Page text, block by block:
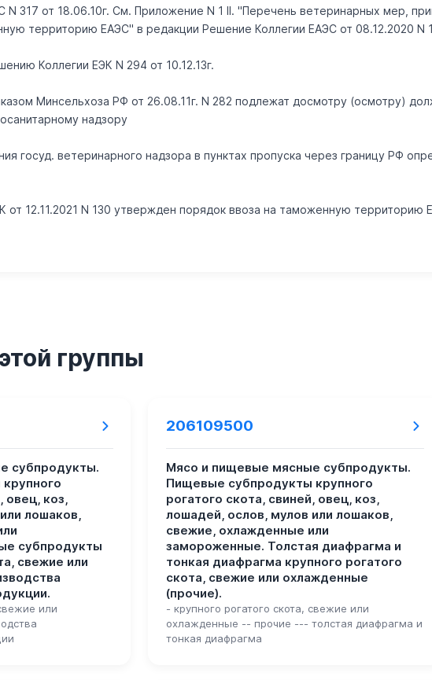
317 от 18.06.10г. См. Приложение N 1 II. "Перечень ветеринарных мер,
территорию ЕАЭС" в редакции Решение Коллегии ЕАЭС от 08.12.2020 N
Коллегии ЕЭК N 294 от 10.12.13г.
Минсельхоза РФ от 26.08.11г. N 282 подлежат досмотру (осмотру)
надзору
госуд. ветеринарного надзора в пунктах пропуска через границу РФ
12.11.2021 N 130 утвержден порядок ввоза на таможенную
группы
субпродукты.
овец, коз,
лошаков,
субпродукты
свежие или
или
206109500
Мясо и пищевые мясные субпродукты.
Пищевые субпродукты крупного
рогатого скота, свиней, овец, коз,
лошадей, ослов, мулов или лошаков,
свежие, охлажденные или
замороженные. Толстая диафрагма и
тонкая диафрагма крупного рогатого
скота, свежие или охлажденные
(прочие).
- крупного рогатого скота, свежие или
охлажденные -- прочие --- толстая диафрагма и
тонкая диафрагма